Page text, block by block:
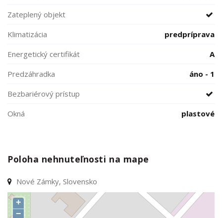
Zateplený objekt
Klimatizácia
predpríprava
Energetický certifikát
A
Predzáhradka
áno - 1
Bezbariérový prístup
Okná
plastové
Poloha nehnuteľnosti na mape
Nové Zámky, Slovensko
+
−